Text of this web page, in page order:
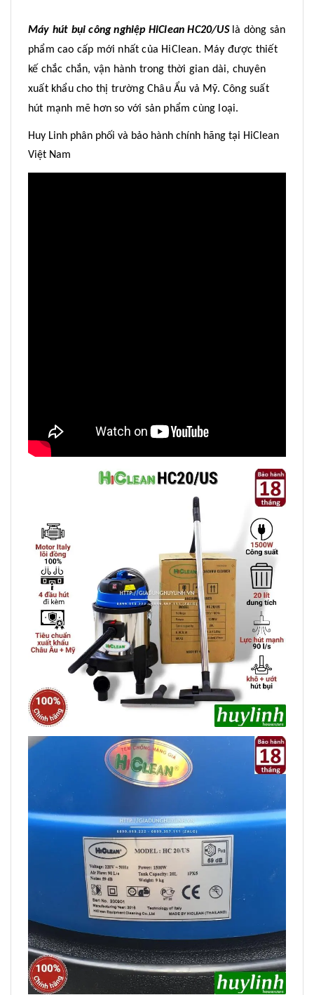
Máy hút bụi công nghiệp HiClean HC20/USlà dòng sản
phẩm cao cấp mới nhất của HiClean. Máy được thiết
kế chắc chắn, vận hành trong thời gian dài, chuyên
xuất khẩu cho thị trường Châu Ẩu vả Mỹ. Công suất
hút mạnh mẽ hơn so với sản phẩm cùng loại.
Huy Linh phân phối và bảo hành chính hãng tại HiClean
Việt Nam